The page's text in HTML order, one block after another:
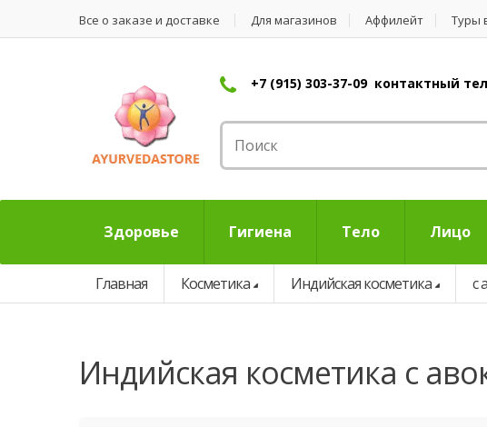
Все о заказе и доставке Для магазинов Аффилейт Туры
+7 (915) 303-37-09 контактный
Здоровье Гигиена Тело Лицо
Главная Косметика Индийская косметика с
индийская косметика с